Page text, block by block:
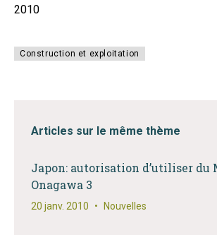
2010
Construction et exploitation
Articles sur le même thème
Japon: autorisation d’utiliser du
Onagawa 3
20 janv. 2010 • Nouvelles